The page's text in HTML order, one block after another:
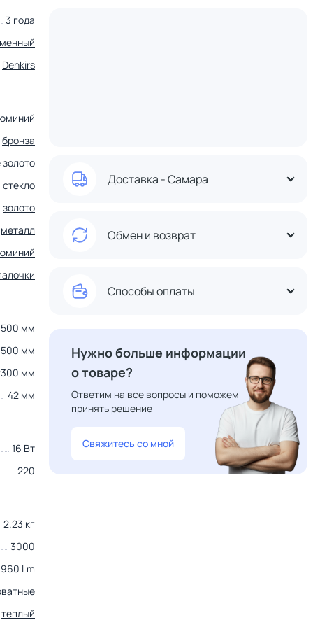
3 года
Denkirs
бронза
стекло
золото
металл
мм
500 мм
мм
42 мм
16 Вт
220
2.23 кг
3000
960 Lm
теплый
Доставка - Самара
Обмен и возврат
Способы оплаты
Нужно больше информации
о товаре?
Ответим на все вопросы и поможем
принять решение
Свяжитесь со мной